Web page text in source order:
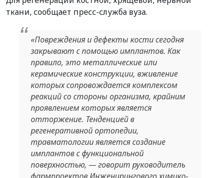
ткани, сообщает пресс-служба вуза.
«Повреждения и дефекты кости сегодня
закрывают с помощью имплантов. Как
правило, это металлические или
керамические конструкции, вживление
которых сопровождается комплексом
реакций со стороны организма, крайним
проявлением которых является
отторжение. Тенденцией в
регенеративной ортопедии,
травматологии является создание
имплантов с функциональной
поверхностью, — говорит руководитель